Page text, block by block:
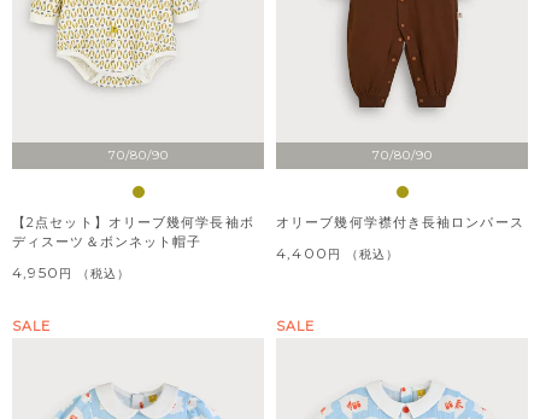
70/80/90
【2点セット】オリーブ幾何学長袖ボ
ディスーツ＆ボンネット帽子
4,950 税込
70/80/90
オリーブ幾何学襟付き長袖ロンパース
4,400 税込
SALE SALE